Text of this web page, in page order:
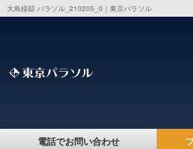
大島様邸 パラソル_210205_0｜東京パラソル
電話でお問い合わせ
大島様邸 パラソル_210205_0